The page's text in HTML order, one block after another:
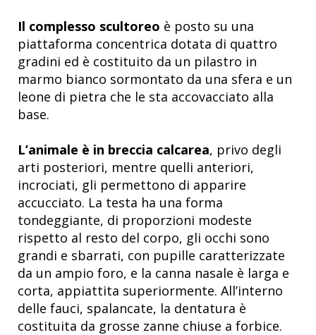
Il complesso scultoreo è posto su una
piattaforma concentrica dotata di quattro
gradini ed è costituito da un pilastro in
marmo bianco sormontato da una sfera e un
leone di pietra che le sta accovacciato alla
base.
L’animale è in breccia calcarea, privo degli
arti posteriori, mentre quelli anteriori,
incrociati, gli permettono di apparire
accucciato. La testa ha una forma
tondeggiante, di proporzioni modeste
rispetto al resto del corpo, gli occhi sono
grandi e sbarrati, con pupille caratterizzate
da un ampio foro, e la canna nasale è larga e
corta, appiattita superiormente. All’interno
delle fauci, spalancate, la dentatura è
costituita da grosse zanne chiuse a forbice.